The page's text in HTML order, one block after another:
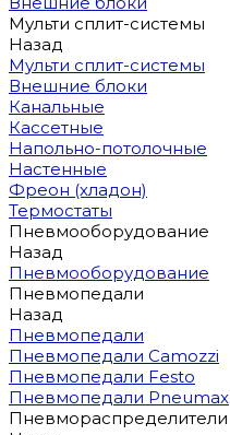
Мульти сплит-системы
Назад
Мульти сплит-системы
Внешние блоки
Канальные
Кассетные
Напольно-потолочные
Настенные
Фреон (хладон)
Термостаты
Пневмооборудование
Назад
Пневмооборудование
Пневмопедали
Назад
Пневмопедали
Пневмопедали Camozzi
Пневмопедали Festo
Пневмопедали Pneumax
Пневмораспределители